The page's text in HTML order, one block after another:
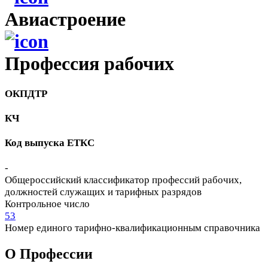
Авиастроение
Профессия рабочих
ОКПДТР
КЧ
Код выпуска ЕТКС
-
Общероссийский классификатор профессий рабочих,
должностей служащих и тарифных разрядов
Контрольное число
53
Номер единого тарифно-квалификационным справочника
О Профеcсии